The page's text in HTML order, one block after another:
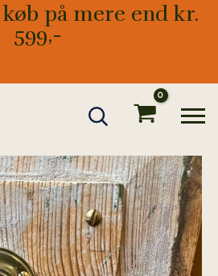
på mere end kr.
599,-